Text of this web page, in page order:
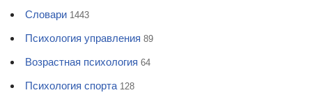
Словари 1443
Психология управления 89
Возрастная психология 64
Психология спорта 128